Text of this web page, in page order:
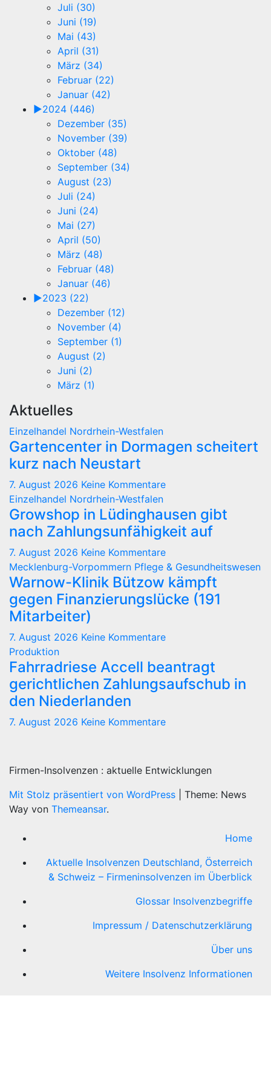
Juli (30)
Juni (19)
Mai (43)
April (31)
März (34)
Februar (22)
Januar (42)
►2024 (446)
Dezember (35)
November (39)
Oktober (48)
September (34)
August (23)
Juli (24)
Juni (24)
Mai (27)
April (50)
März (48)
Februar (48)
Januar (46)
►2023 (22)
Dezember (12)
November (4)
September (1)
August (2)
Juni (2)
März (1)
Aktuelles
Einzelhandel Nordrhein-Westfalen
Gartencenter in Dormagen scheitert
kurz nach Neustart
7. August 2026 Keine Kommentare
Einzelhandel Nordrhein-Westfalen
Growshop in Lüdinghausen gibt
nach Zahlungsunfähigkeit auf
7. August 2026 Keine Kommentare
Mecklenburg-Vorpommern Pflege & Gesundheitswesen
Warnow-Klinik Bützow kämpft
gegen Finanzierungslücke (191
Mitarbeiter)
7. August 2026 Keine Kommentare
Produktion
Fahrradriese Accell beantragt
gerichtlichen Zahlungsaufschub in
den Niederlanden
7. August 2026 Keine Kommentare
Firmen-Insolvenzen : aktuelle Entwicklungen
Mit Stolz präsentiert von WordPress
Theme: News
Way von Themeansar.
Home
Aktuelle Insolvenzen Deutschland, Österreich
& Schweiz – Firmeninsolvenzen im Überblick
Glossar Insolvenzbegriffe
Impressum / Datenschutzerklärung
Über uns
Weitere Insolvenz Informationen